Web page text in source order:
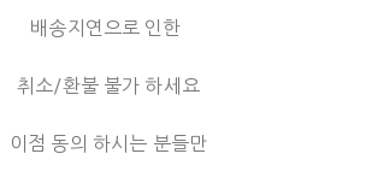
배송지연으로 인한
취소/환불 불가 하세요
이점 동의 하시는 분들만